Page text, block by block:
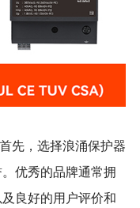
先，选择浪涌保护器
优秀的品牌通常拥
良好的用户评价和